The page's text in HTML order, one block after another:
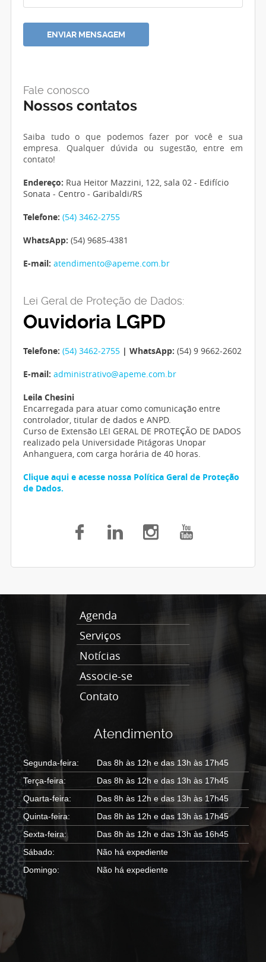
Fale conosco
Nossos contatos
Saiba tudo o que podemos fazer por você e sua
empresa. Qualquer dúvida ou sugestão, entre em
contato!
Endereço: Rua Heitor Mazzini, 122, sala 02 - Edifício
Sonata - Centro - Garibaldi/RS
Telefone: (54) 3462-2755
WhatsApp: (54) 9685-4381
E-mail: atendimento@apeme.com.br
Lei Geral de Proteção de Dados:
Ouvidoria LGPD
Telefone: (54) 3462-2755 | WhatsApp: (54) 9 9662-2602
E-mail: administrativo@apeme.com.br
Leila Chesini
Encarregada para atuar como comunicação entre
controlador, titular de dados e ANPD.
Curso de Extensão LEI GERAL DE PROTEÇÃO DE DADOS
realizado pela Universidade Pitágoras Unopar
Anhanguera, com carga horária de 40 horas.
Clique aqui e acesse nossa Política Geral de Proteção
de Dados.
Agenda
Serviços
Notícias
Associe-se
Contato
Atendimento
Segunda-feira:
Das 8h às 12h e das 13h às 17h45
Terça-feira:
Das 8h às 12h e das 13h às 17h45
Quarta-feira:
Das 8h às 12h e das 13h às 17h45
Quinta-feira:
Das 8h às 12h e das 13h às 17h45
Sexta-feira:
Das 8h às 12h e das 13h às 16h45
Sábado:
Não há expediente
Domingo:
Não há expediente